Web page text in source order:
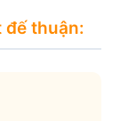
đế thuận: